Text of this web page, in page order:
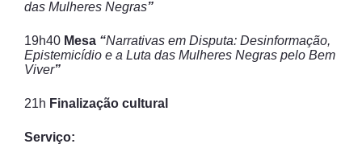
das Mulheres Negras”
19h40 Mesa “Narrativas em Disputa: Desinformação,
Epistemicídio e a Luta das Mulheres Negras pelo Bem
Viver”
21h Finalização cultural
Serviço: